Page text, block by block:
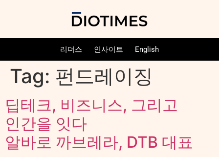
리더스 인사이트 English
Tag: 펀드레이징
딥테크, 비즈니스, 그리고
인간을 잇다
알바로 까브레라, DTB 대표